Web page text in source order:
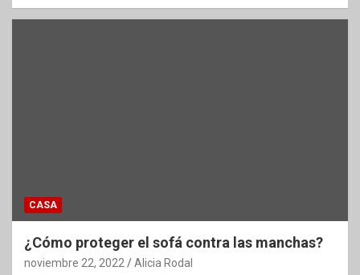
CASA
¿Cómo proteger el sofá contra las manchas?
noviembre 22, 2022 Alicia Rodal